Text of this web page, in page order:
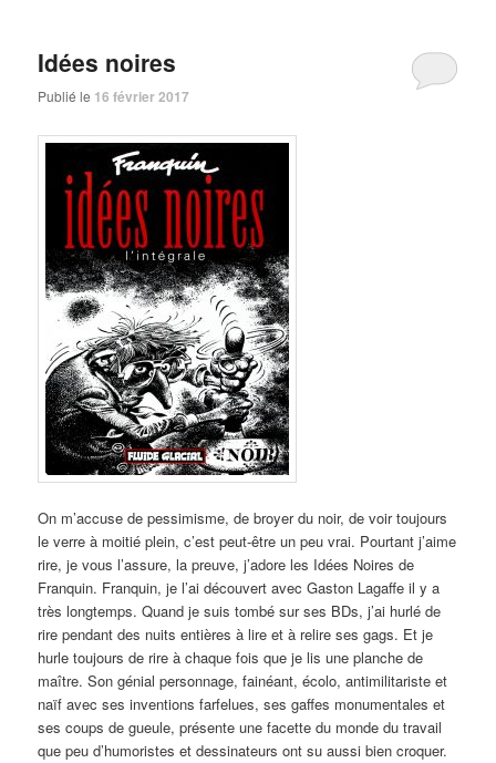
Idées noires
Publié le 16 février 2017
On m’accuse de pessimisme, de broyer du noir, de voir toujours
le verre à moitié plein, c’est peut-être un peu vrai. Pourtant j’aime
rire, je vous l’assure, la preuve, j’adore les Idées Noires de
Franquin. Franquin, je l’ai découvert avec Gaston Lagaffe il y a
très longtemps. Quand je suis tombé sur ses BDs, j’ai hurlé de
rire pendant des nuits entières à lire et à relire ses gags. Et je
hurle toujours de rire à chaque fois que je lis une planche de
maître. Son génial personnage, fainéant, écolo, antimilitariste et
naïf avec ses inventions farfelues, ses gaffes monumentales et
ses coups de gueule, présente une facette du monde du travail
que peu d’humoristes et dessinateurs ont su aussi bien croquer.